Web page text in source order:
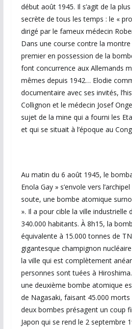
début août 1945. Il s’agit de la
secrète de tous les temps : le «
dirigé par le fameux médecin
Dans une course contre la
premier en possession de la
font concurrence aux Allemands
mêmes depuis 1942… Elodie
documentaire avec ses invités,
Collignon et le médecin Josef
sujet de la mine qui a fourni les
et qui se situait à l’époque au
Au matin du 6 août 1945, le
Enola Gay » s’envole vers
soute, une bombe atomique
». Il a pour cible la ville industrielle
340.000 habitants. À 8h15, la
équivalente à 15.000 tonnes de
gigantesque champignon
la ville qui est complètement
personnes sont tuées à
une deuxième bombe atomique
de Nagasaki, faisant 45.000 morts
deux bombes présagent un coup
Japon qui se rend le 2 septembre